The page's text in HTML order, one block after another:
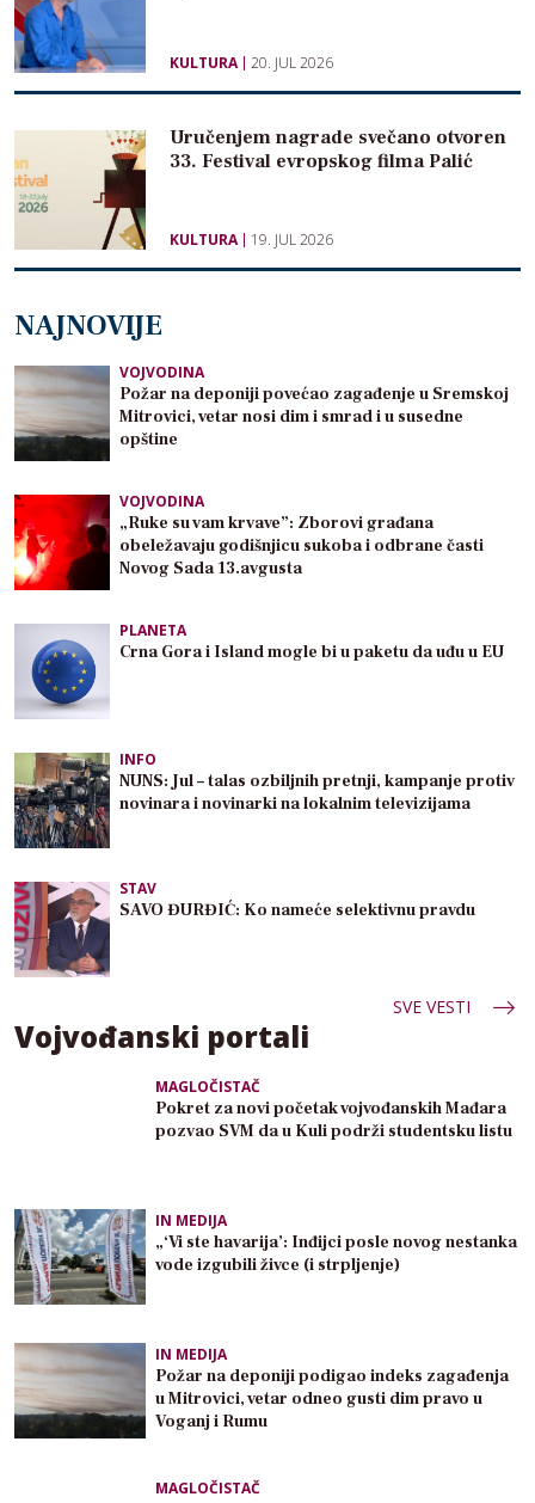
KULTURA 20. JUL 2026
Uručenjem nagrade svečano otvoren
33. Festival evropskog filma Palić
KULTURA 19. JUL 2026
NAJNOVIJE
VOJVODINA
Požar na deponiji povećao zagađenje u Sremskoj
Mitrovici, vetar nosi dim i smrad i u susedne
opštine
VOJVODINA
„Ruke su vam krvave”: Zborovi građana
obeležavaju godišnjicu sukoba i odbrane časti
Novog Sada 13.avgusta
PLANETA
Crna Gora i Island mogle bi u paketu da uđu u EU
INFO
NUNS: Jul – talas ozbiljnih pretnji, kampanje protiv
novinara i novinarki na lokalnim televizijama
STAV
SAVO ĐURĐIĆ: Ko nameće selektivnu pravdu
SVE VESTI
Vojvođanski portali
MAGLOČISTAČ
Pokret za novi početak vojvođanskih Mađara
pozvao SVM da u Kuli podrži studentsku listu
IN MEDIJA
„‘Vi ste havarija’: Inđijci posle novog nestanka
vode izgubili živce (i strpljenje)
IN MEDIJA
Požar na deponiji podigao indeks zagađenja
u Mitrovici, vetar odneo gusti dim pravo u
Voganj i Rumu
MAGLOČISTAČ